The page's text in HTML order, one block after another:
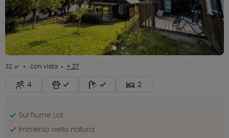
32 ㎡ con vista + 27
4 2
Sul fiume Lot
Immerso nella natura